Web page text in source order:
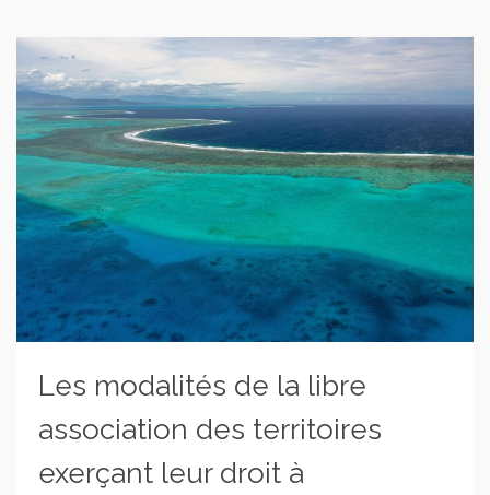
Les modalités de la libre
association des territoires
exerçant leur droit à